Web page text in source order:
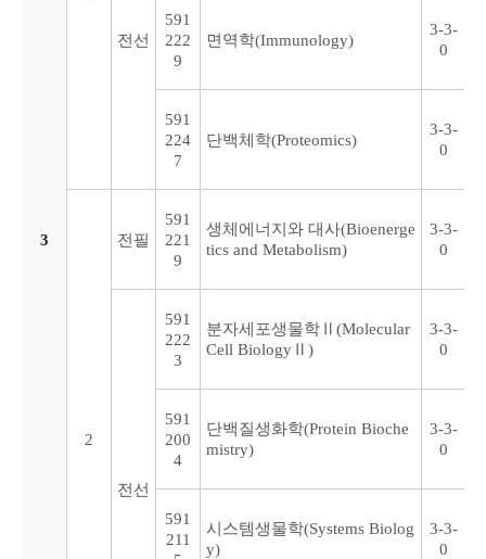
3
전선
591
222
9
면역학(Immunology)
3-3-
0
591
224
7
단백체학(Proteomics)
3-3-
0
2
전필
591
221
9
생체에너지와 대사(Bioenerge
tics and Metabolism)
3-3-
0
전선
591
222
3
분자세포생물학Ⅱ(Molecular
Cell BiologyⅡ)
3-3-
0
591
200
4
단백질생화학(Protein Bioche
mistry)
3-3-
0
591
211
시스템생물학(Systems Biolog
y)
3-3-
0